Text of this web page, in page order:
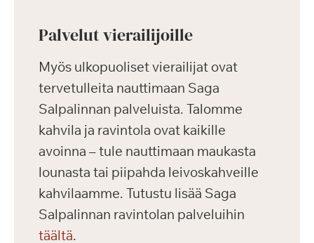
Palvelut vierailijoille
Myös ulkopuoliset vierailijat ovat
tervetulleita nauttimaan Saga
Salpalinnan palveluista. Talomme
kahvila ja ravintola ovat kaikille
avoinna – tule nauttimaan maukasta
lounasta tai piipahda leivoskahveille
kahvilaamme. Tutustu lisää Saga
Salpalinnan ravintolan palveluihin
täältä.